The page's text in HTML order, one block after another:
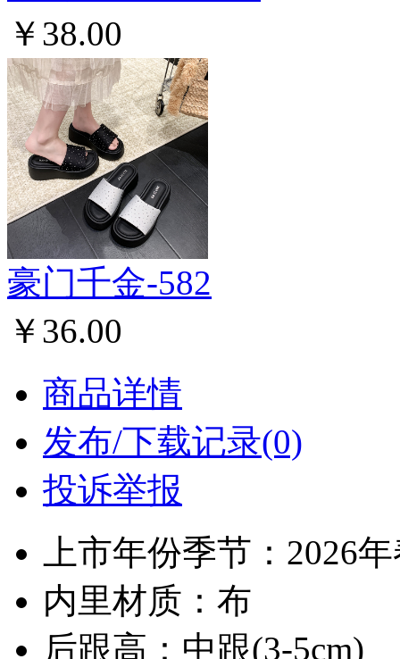
￥38.00
豪门千金-582
￥36.00
商品详情
发布/下载记录(0)
投诉举报
上市年份季节：2026
内里材质：布
后跟高：中跟(3-5cm)